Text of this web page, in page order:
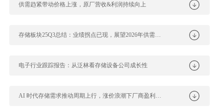
供需趋紧带动价格上涨，原厂营收&利润持续向上
电子行业跟踪报告：从泛林看存储设备公司成长性
AI 时代存储需求推动周期上行，涨价浪潮下厂商盈利能力逐季提升